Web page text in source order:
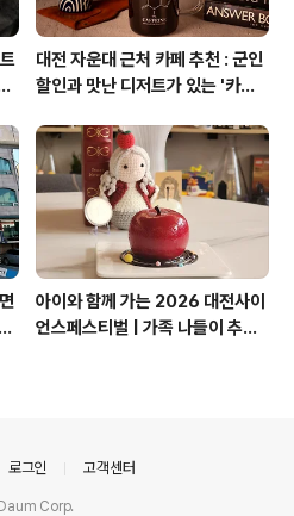
대전 자운대 근처 카페 추천 : 군인
할인과 맛난 디저트가 있는 '카페
아이와 함께 가는 2026 대전사이
언스페스티벌 | 가족 나들이 추천
로그인 고객센터
Corp.